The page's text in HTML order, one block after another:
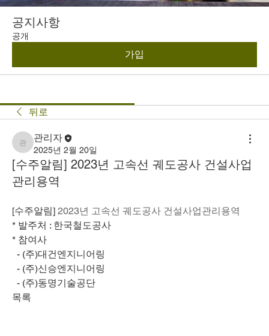
공지사항
공개
가입
뒤로
관리자
관리자
2025년 2월 20일
[수주알림] 2023년 고속선 궤도공사 건설사업
관리용역
[수주알림] 2023년 고속선 궤도공사 건설사업관리용역
* 발주처 : 한국철도공사
* 참여사
- (주)대건엔지니어링
- (주)신승엔지니어링
- (주)동명기술공단
목록